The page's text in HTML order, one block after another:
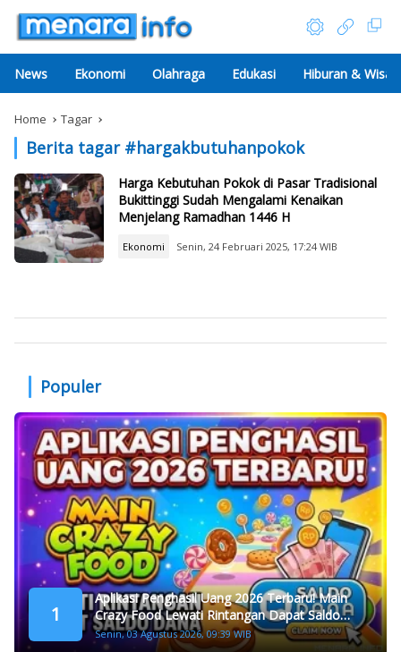
News Ekonomi Olahraga Edukasi Hiburan &
Home Tagar
Berita tagar #hargakbutuhanpokok
Harga Kebutuhan Pokok di Pasar Tradisional
Bukittinggi Sudah Mengalami Kenaikan
Menjelang Ramadhan 1446 H
Ekonomi Senin, 24 Februari 2025, 17:24 WIB
Populer
1
Aplikasi Penghasil Uang 2026 Terbaru! Main
Crazy Food Lewati Rintangan Dapat Saldo
Dana
Senin, 03 Agustus 2026, 09:39 WIB